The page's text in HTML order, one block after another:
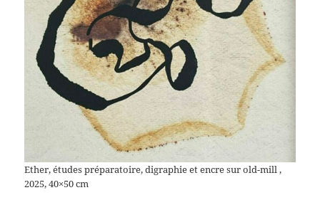
Ether, études préparatoire, digraphie et encre sur old-mill ,
2025, 40×50 cm